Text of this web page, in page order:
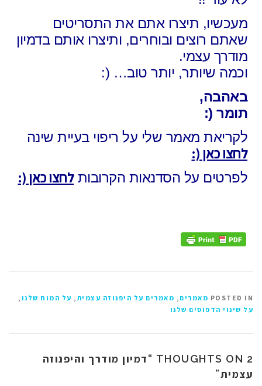
מעכשיו, תיצרו אתם את התסריטים
שאתם רוצים ובוחרים, ותיצרו אותם בדמיון
מודרך עצמי.
וכמה שיותר, יותר טוב… (:
באהבה,
תומר (:
לקריאת מאמר שלי על ריפוי בעיית שינה
לחצו כאן (:
לפרטים על הסדנאות הקרובותלחצו כאן (:
POSTED IN מאמרים , מאמרים על היפנוזה עצמית , על המוח שלנו ,
על שינוי הדפוסים שלנו
2 THOUGHTS ON “
דמיון מודרך והיפנוזה
עצמית”